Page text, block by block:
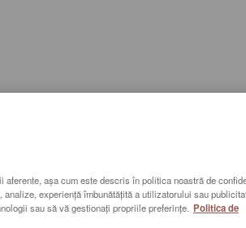
așa cum este descris în politica noastră de
experiență îmbunătățită a utilizatorului sau
sau să vă gestionați propriile preferințe. Politica de